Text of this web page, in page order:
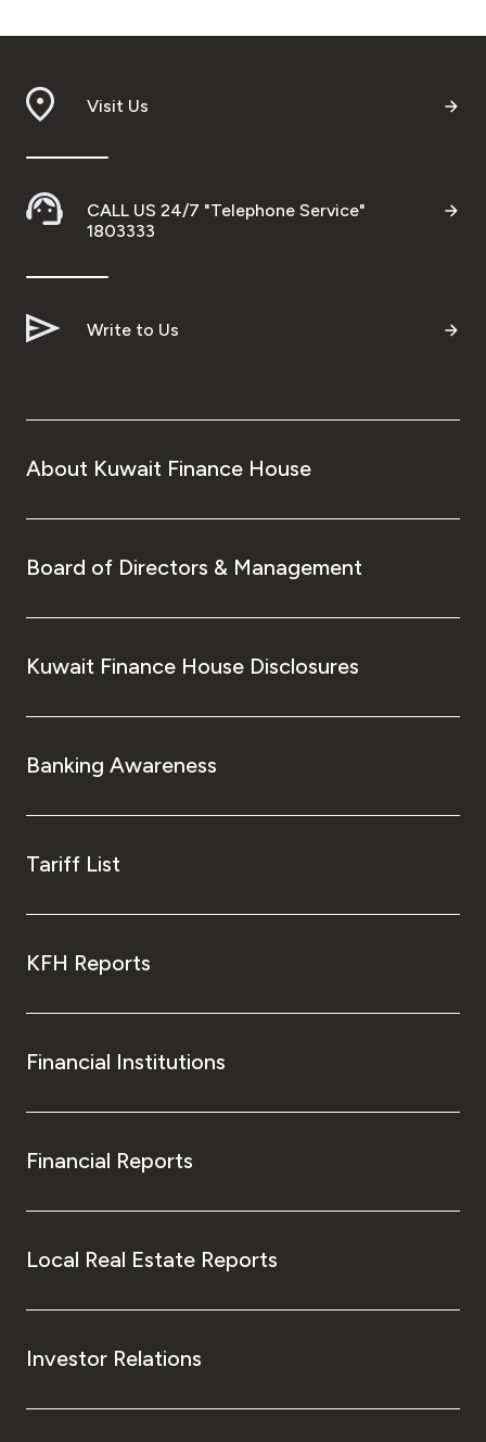
Visit Us
CALL US 24/7 "Telephone Service"
1803333
Write to Us
About Kuwait Finance House
Board of Directors & Management
Kuwait Finance House Disclosures
Banking Awareness
Tariff List
KFH Reports
Financial Institutions
Financial Reports
Local Real Estate Reports
Investor Relations